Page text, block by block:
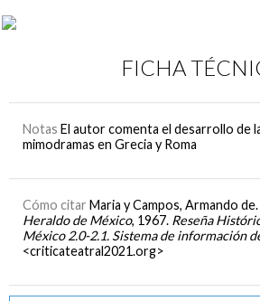
FICHA
Notas El autor comenta el desarrollo de
mimodramas en Grecia y Roma
Cómo citar Maria y Campos, Armando de.
Heraldo de México, 1967. Reseña
México 2.0-2.1. Sistema de información
<criticateatral2021.org>